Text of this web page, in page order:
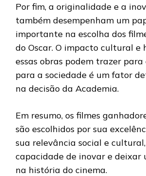
Por fim, a originalidade e a
também desempenham um
importante na escolha dos
do Oscar. O impacto cultural e
essas obras podem trazer para
para a sociedade é um fator
na decisão da Academia.
Em resumo, os filmes
são escolhidos por sua
sua relevância social e
capacidade de inovar e deixar
na história do cinema.